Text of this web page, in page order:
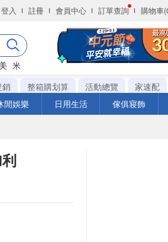
登入 註冊 會員中心 訂單查詢 購物車
米
銷
整箱購划算 活動總覽 家速配
閒娛樂
日用生活 傢俱寢飾